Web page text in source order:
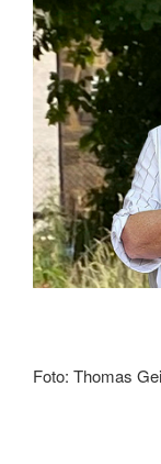
Foto: Thomas